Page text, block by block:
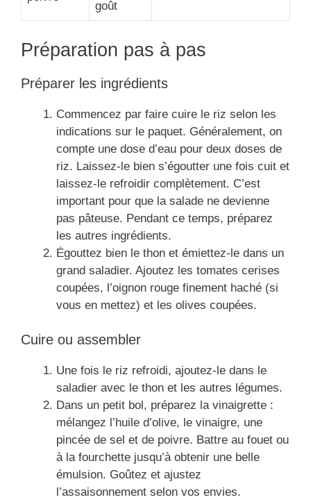
goût
Préparation pas à pas
Préparer les ingrédients
Commencez par faire cuire le riz selon les
indications sur le paquet. Généralement, on
compte une dose d’eau pour deux doses de
riz. Laissez-le bien s’égoutter une fois cuit et
laissez-le refroidir complètement. C’est
important pour que la salade ne devienne
pas pâteuse. Pendant ce temps, préparez
les autres ingrédients.
Égouttez bien le thon et émiettez-le dans un
grand saladier. Ajoutez les tomates cerises
coupées, l’oignon rouge finement haché (si
vous en mettez) et les olives coupées.
Cuire ou assembler
Une fois le riz refroidi, ajoutez-le dans le
saladier avec le thon et les autres légumes.
Dans un petit bol, préparez la vinaigrette :
mélangez l’huile d’olive, le vinaigre, une
pincée de sel et de poivre. Battre au fouet ou
à la fourchette jusqu’à obtenir une belle
émulsion. Goûtez et ajustez
l’assaisonnement selon vos envies.